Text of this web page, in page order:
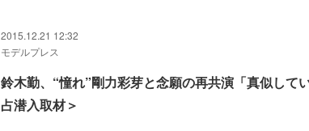
2015.12.21 12:32
モデルプレス
鈴木勤、“憧れ”剛力彩芽と念願の再共演「真似して
占潜入取材＞